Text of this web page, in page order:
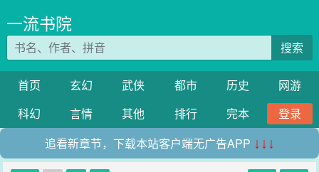
一流书院
搜索
首页 玄幻 武侠 都市 历史
网游
科幻
言情 其他 排行 完本
登录
追看新章节，下载本站客户端无广告APP ↓↓↓